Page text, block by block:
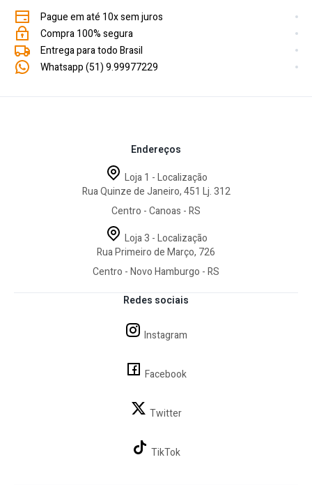
Pague em até 10x sem juros
Compra 100% segura
Entrega para todo Brasil
Whatsapp (51) 9.99977229
Redes sociais
Instagram
Facebook
Twitter
TikTok
Endereços
Loja 1 - Localização
Rua Quinze de Janeiro, 451 Lj. 312
Centro - Canoas - RS
Loja 3 - Localização
Rua Primeiro de Março, 726
Centro - Novo Hamburgo - RS